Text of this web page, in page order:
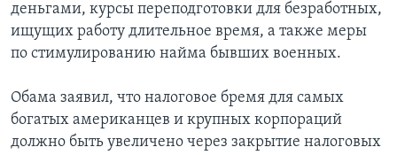
деньгами, курсы переподготовки для безработных,
ищущих работу длительное время, а также меры
по стимулированию найма бывших военных.
Обама заявил, что налоговое бремя для самых
богатых американцев и крупных корпораций
должно быть увеличено через закрытие налоговых